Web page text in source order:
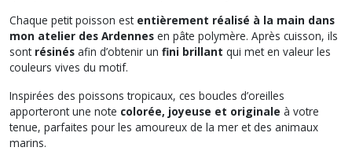
Chaque petit poisson est entièrement réalisé à la main dans
mon atelier des Ardennes en pâte polymère. Après cuisson, ils
sont résinés afin d’obtenir un fini brillant qui met en valeur les
couleurs vives du motif.
Inspirées des poissons tropicaux, ces boucles d’oreilles
apporteront une note colorée, joyeuse et originale à votre
tenue, parfaites pour les amoureux de la mer et des animaux
marins.